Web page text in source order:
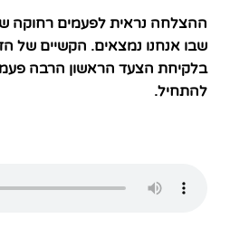
ההצלחה נראית לפעמים רחוקה
שבו אנחנו נמצאים. הקשיים של
בלקיחת הצעד הראשון הרבה
להתחיל.